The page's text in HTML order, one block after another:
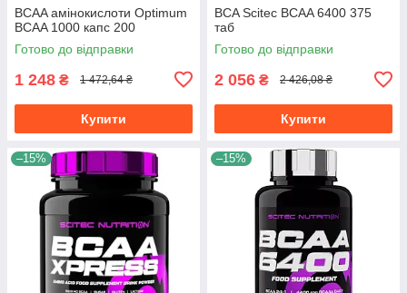
BCAA амінокислоти Optimum
BCAA 1000 капс 200
Готово до відправки
1 248 ₴ 1 472,64 ₴
Купити
BCA Scitec BCAA 6400 375
таб
Готово до відправки
2 056 ₴ 2 426,08 ₴
Купити
–15% –15%